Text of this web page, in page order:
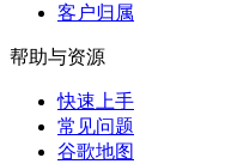
客户归属
帮助与资源
快速上手
常见问题
谷歌地图